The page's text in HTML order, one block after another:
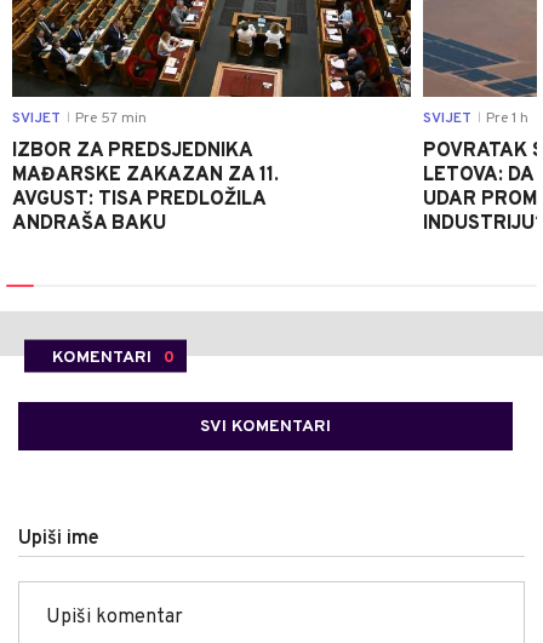
SVIJET Pre 57 min
IZBOR ZA PREDSJEDNIKA
MAĐARSKE ZAKAZAN ZA 11.
AVGUST: TISA PREDLOŽILA
ANDRAŠA BAKU
SVIJET Pre 1 h
POVRATAK
LETOVA: DA
UDAR
KOMENTARI 0
SVI KOMENTARI
Upiši ime